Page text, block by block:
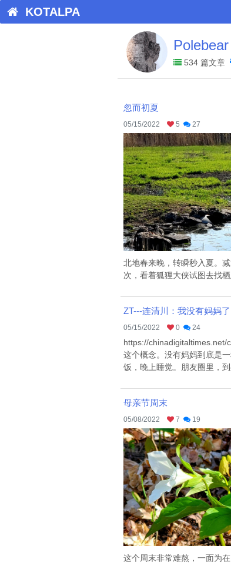
KOTALPA
Polebear
534 篇文章
忽而初夏
05/15/2022 5 27
北地春来晚，转瞬秒入夏。
次，看着狐狸大侠试图去找
ZT---连清川：我没有妈妈
05/15/2022 0 24
https://chinadigitaltimes.net/
这个概念。没有妈妈到底是
饭，晚上睡觉。朋友圈里，
母亲节周末
05/08/2022 7 19
这个周末非常难熬，一面为